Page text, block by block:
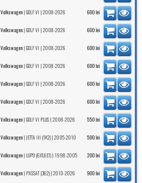
Volkswagen |GOLF VI | 2008-2026 600 lei
Volkswagen |GOLF VI | 2008-2026 600 lei
Volkswagen |GOLF VI | 2008-2026 600 lei
Volkswagen |GOLF VI | 2008-2026 600 lei
Volkswagen |GOLF VI | 2008-2026 600 lei
Volkswagen |GOLF VI | 2008-2026 600 lei
Volkswagen |GOLF VI PLUS | 2008-2026 550 lei
Volkswagen | JETTA III (1K2) | 2005-2010 500 lei
Volkswagen | LUPO (6X1,6E1) | 1998-2005 200 lei
Volkswagen | PASSAT (362) | 2010-2026 900 lei